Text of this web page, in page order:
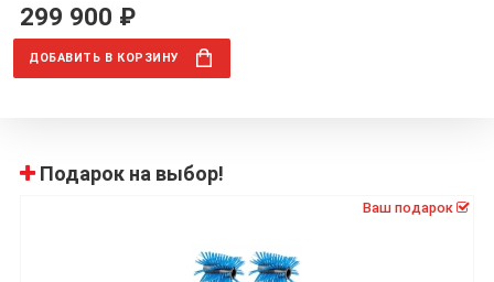
299 900 ₽
ДОБАВИТЬ В КОРЗИНУ
Подарок на выбор!
Ваш подарок